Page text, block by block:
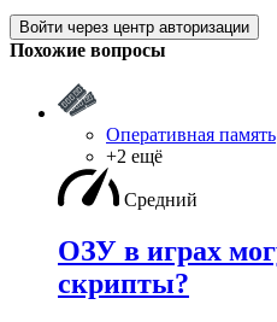
Войти через центр авторизации
Похожие вопросы
Оперативная память
+2 ещё
Средний
ОЗУ в играх
скрипты?